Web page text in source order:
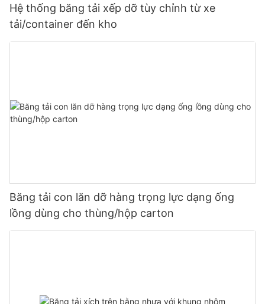
Hệ thống băng tải xếp dỡ tùy chỉnh từ xe
tải/container đến kho
Băng tải con lăn dỡ hàng trọng lực dạng ống
lồng dùng cho thùng/hộp carton